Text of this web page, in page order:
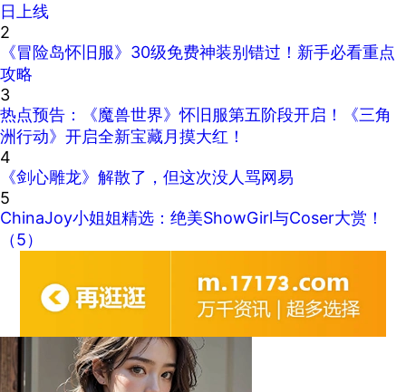
日上线
2
《冒险岛怀旧服》30级免费神装别错过！新手必看重点
攻略
3
热点预告：《魔兽世界》怀旧服第五阶段开启！《三角
洲行动》开启全新宝藏月摸大红！
4
《剑心雕龙》解散了，但这次没人骂网易
5
ChinaJoy小姐姐精选：绝美ShowGirl与Coser大赏！
（5）